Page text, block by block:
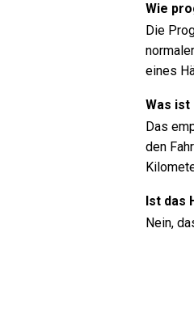
Wie
Die
eines
Was
Das
den
Ist das
Nein,